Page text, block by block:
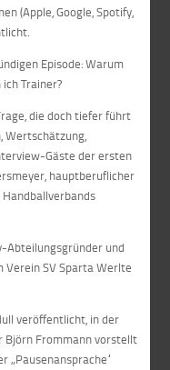
(Apple, Google, Spotify,
Episode: Warum
Trainer?
die doch tiefer führt
Wertschätzung,
Gäste der ersten
hauptberuflicher
Abteilungsgründer und
SV Sparta Werlte
veröffentlicht, in der
Björn Frommann vorstellt
„Pausenansprache“